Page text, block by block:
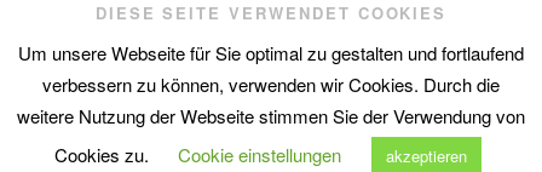
Wir sind gerne für Sie da.
DIESE SEITE VERWENDET COOKIES
Um unsere Webseite für Sie optimal zu gestalten und fortlaufend
verbessern zu können, verwenden wir Cookies. Durch die
weitere Nutzung der Webseite stimmen Sie der Verwendung von
Cookies zu.
Cookie einstellungen akzeptieren